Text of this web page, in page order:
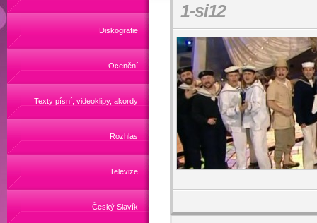
Diskografie
Ocenění
Texty písní, videoklipy, akordy
Rozhlas
Televize
Český Slavík
1-si12